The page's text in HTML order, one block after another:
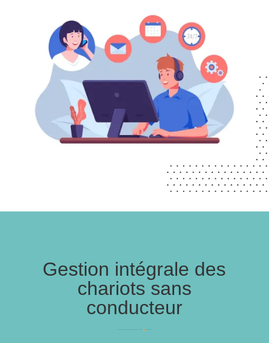
Gestion intégrale des
chariots sans
conducteur